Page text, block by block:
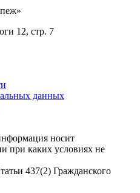
12, стр. 7
данных
носит
при каких условиях не
437(2) Гражданского